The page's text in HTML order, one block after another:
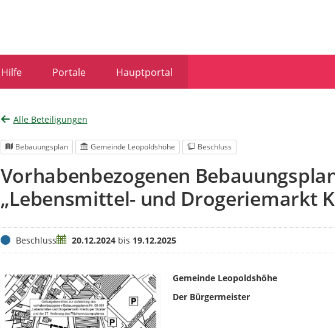
Hilfe Portale Hauptportal
Alle Beteiligungen
Bebauungsplan Gemeinde Leopoldshöhe Beschluss
Vorhabenbezogenen
„Lebensmittel- und Drogeriemarkt
StatusBeschlussZeitraum
20.12.2024bis 19.12.2025
Gemeinde Leopoldshöhe
Der Bürgermeister